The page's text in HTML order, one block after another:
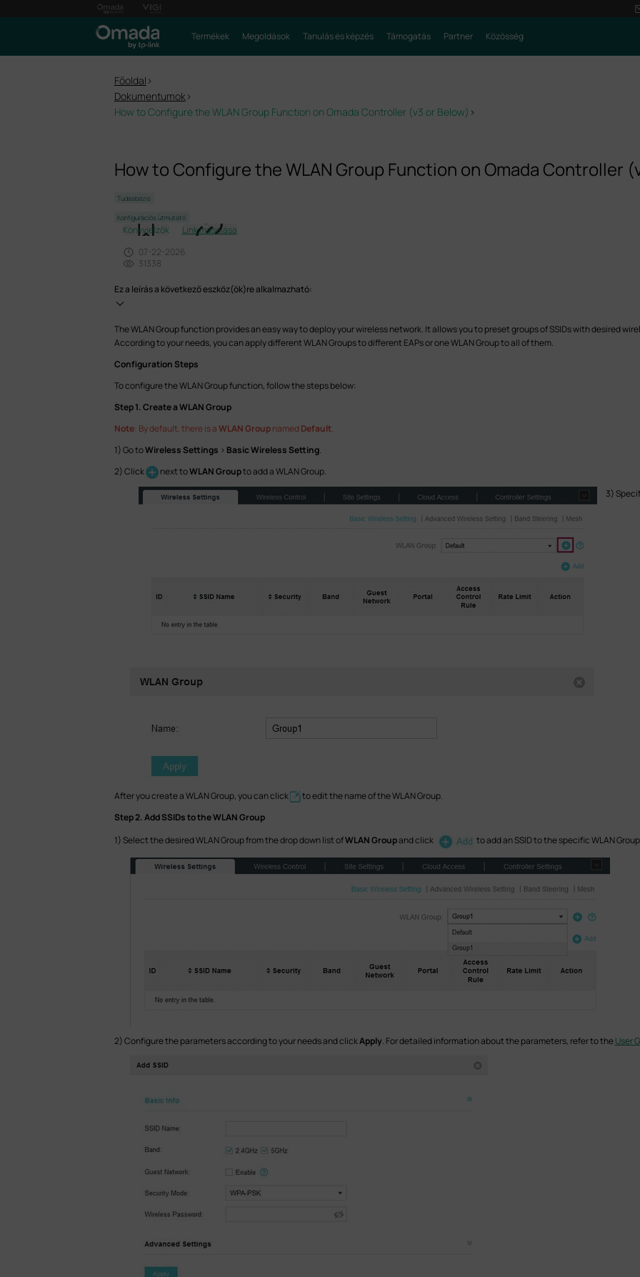
Termékek Megoldások Tanulás és képzés Támogatás Partner Közösség
Főoldal >
Dokumentumok>
How to Configure the WLAN Group Function on Omada Controller (v3 or Below) >
How to Configure the WLAN Group Function on Omada Controller
Tudásbázis
Konfigurációs útmutató
Könyvjelzők
Link másolása
07-22-2026
31338
Ez a leírás a következő eszköz(ök)re alkalmazható:
The WLAN Group function provides an easy way to deploy your wireless network. It allows you to preset groups of SSIDs with desired
According to your needs, you can apply different WLAN Groups to different EAPs or one WLAN Group to all of them.
Configuration Steps
To configure the WLAN Group function, follow the steps below:
Step 1. Create a WLAN Group
Note: By default, there is aWLAN Groupnamed Default.
1) Go toWireless Settings > Basic Wireless Setting.
2) Click
next toWLAN Groupto add a WLAN Group.
3)
After you create a WLAN Group, you can click
to edit the name of the WLAN Group.
Step 2. Add SSIDs to the WLAN Group
1) Select the desired WLAN Group from the drop down list ofWLAN Groupand click to add an SSID to the specific WLAN
2) Configure the parameters according to your needs and clickApply. For detailed information about the parameters, refer to theUser